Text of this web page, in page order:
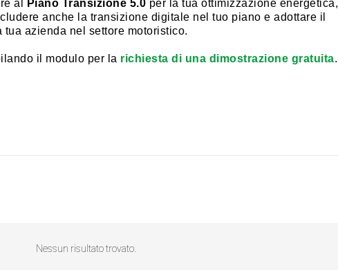
al Piano Transizione 5.0 per la tua ottimizzazione energetica,
anche la transizione digitale nel tuo piano e adottare il
azienda nel settore motoristico.
il modulo per la richiesta di una dimostrazione gratuita.
Nessun risultato trovato.